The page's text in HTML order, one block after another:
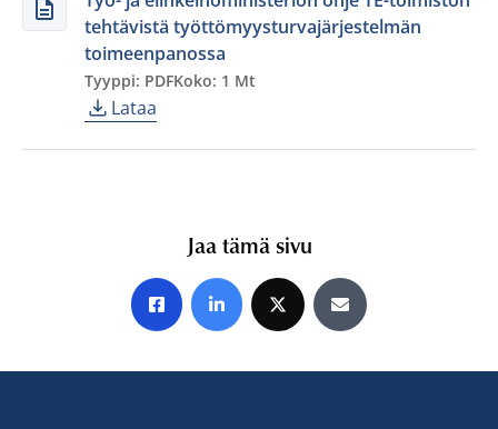
tehtävistä työttömyysturvajärjestelmän
toimeenpanossa
Tyyppi: PDFKoko: 1 Mt
Lataa
Jaa tämä sivu
Jaa Facebookissa
Jaa LinkedInissä
Jaa X:ssäJaa sähköpostitse